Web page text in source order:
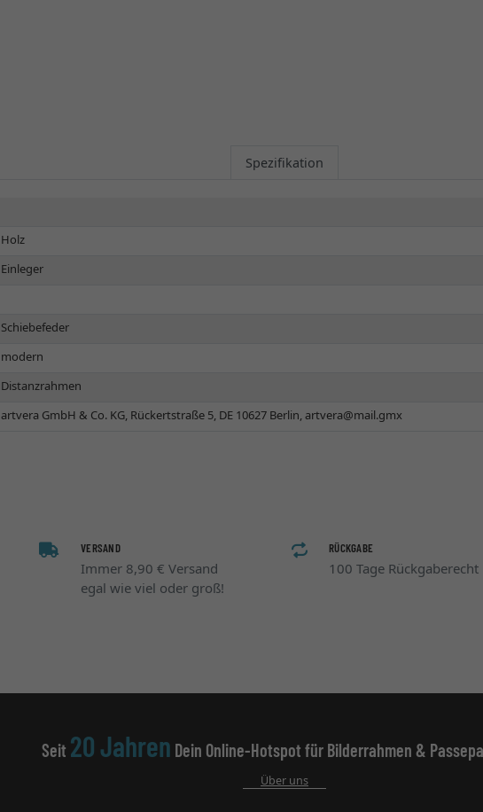
Spezifikation
Holz
Einleger
Schiebefeder
modern
Distanzrahmen
artvera GmbH & Co. KG, Rückertstraße 5, DE 10627 Berlin,artvera@mail.gmx
VERSAND
Immer 8,90 € Versand
egal wie viel oder groß!
RÜCKGABE
100 Tage Rückgaberecht
Seit 20 Jahren Dein Online-Hotspot für Bilderrahmen &
Über uns